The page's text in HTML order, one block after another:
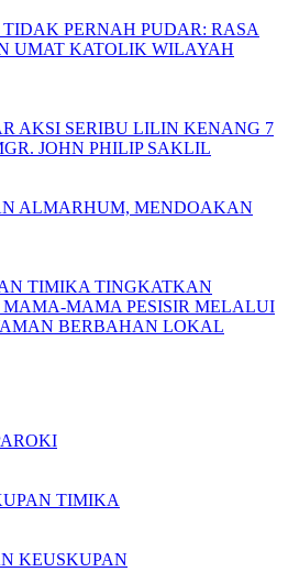
PERNAH PUDAR: RASA
UMAT KATOLIK WILAYAH
AKSI SERIBU LILIN KENANG 7
JOHN PHILIP SAKLIL
ALMARHUM, MENDOAKAN
TIMIKA TINGKATKAN
MAMA PESISIR MELALUI
BERBAHAN LOKAL
TIMIKA
KEUSKUPAN